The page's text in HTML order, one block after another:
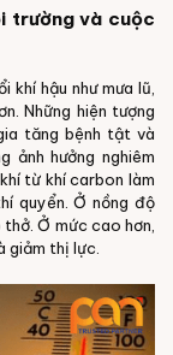
trường và cuộc
hậu như mưa lũ,
Những hiện tượng
tăng bệnh tật và
ảnh hưởng nghiêm
từ khí carbon làm
quyển. Ở nồng độ
Ở mức cao hơn,
giảm thị lực.